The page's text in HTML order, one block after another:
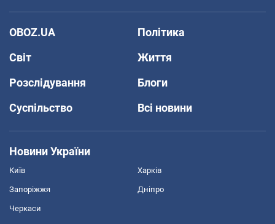
OBOZ.UA
Політика
Світ
Життя
Розслідування
Блоги
Суспільство
Всі новини
Новини України
Київ Харків
Запоріжжя Дніпро
Черкаси